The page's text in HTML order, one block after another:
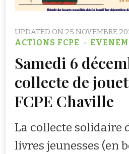
UPDATED ON 25 NOVEMBRE
ACTIONS FCPE
Samedi 6
collecte de
FCPE Chaville
La collecte solidaire
livres jeunesses (en